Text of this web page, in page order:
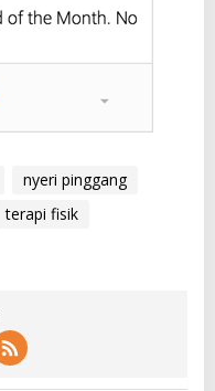
nyeri pinggang
terapi fisik